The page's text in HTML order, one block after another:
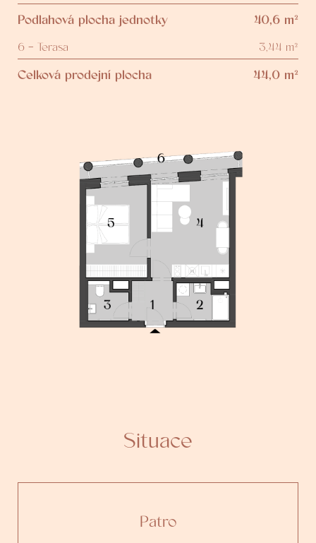
Podlahová plocha jednotky 40,6 m²
6 - Terasa 3,44 m²
Celková prodejní plocha 44,0 m²
Situace
Patro